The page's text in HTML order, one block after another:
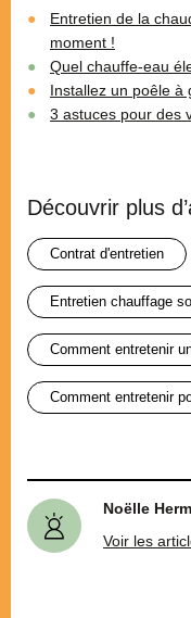
Entretien de la
moment !
Quel chauffe-eau
Installez un poêle à
3 astuces pour des
Découvrir plus
contrat d'entretien
entretien chauffage
comment entretenir
comment entretenir
Noëlle
Voir les